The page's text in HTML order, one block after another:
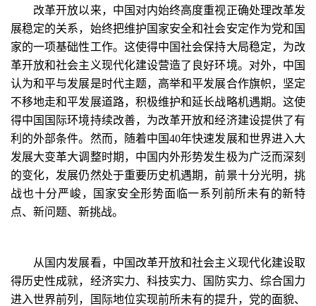
改革开放以来，中国对内始终高度重视正确处理改革发
展稳定的关系，始终把维护国家安全和社会安定作为党和国
家的一项基础性工作。这使得中国社会保持大局稳定，为改
革开放和社会主义现代化建设营造了良好环境。对外，中国
认为和平与发展是时代主题，高举和平发展合作旗帜，坚定
不移地走和平发展道路，积极维护和延长战略机遇期。这使
得中国国际环境持续改善，为改革开放和经济建设提供了有
利的外部条件。然而，随着中国40年快速发展和世界进入大
发展大变革大调整时期，中国内外形势发生极为广泛而深刻
的变化，发展仍然处于重要历史机遇期，前景十分光明，挑
战也十分严峻，国家安全形势面临一系列前所未有的新特
点、新问题、新挑战。
从国内发展看，中国改革开放和社会主义现代化建设取
得历史性成就，经济实力、科技实力、国防实力、综合国力
进入世界前列，国际地位实现前所未有的提升，党的面貌、